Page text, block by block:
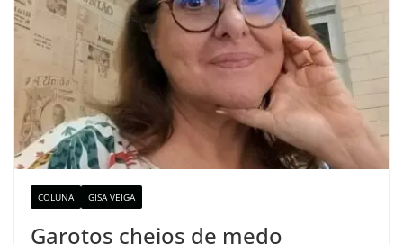
COLUNA GISA VEIGA
Garotos cheios de medo